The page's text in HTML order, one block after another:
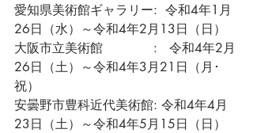
愛知県美術館ギャラリー:  令和4年1月
26日（水）～令和4年2月13日（日）
大阪市立美術館　　　　:   令和4年2月
26日（土）～令和4年3月21日（月･
祝）
安曇野市豊科近代美術館: 令和4年4月
23日（土）～令和4年5月15日（日）